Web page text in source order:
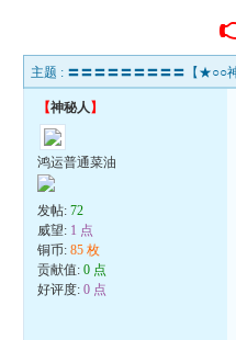
主题 : 〓〓〓〓〓〓〓〓〓【★○○
【神秘人 】
鸿运普通菜油
发帖:72
威望: 1 点
铜币:85 枚
贡献值:0 点
好评度:0 点